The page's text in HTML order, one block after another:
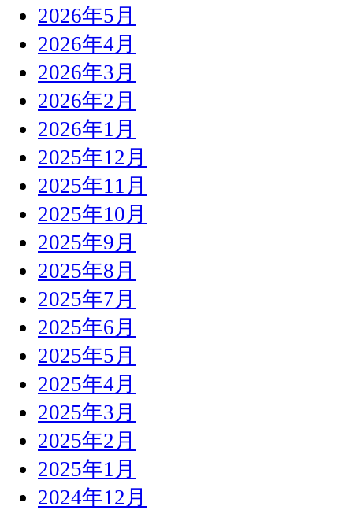
2026年5月
2026年4月
2026年3月
2026年2月
2026年1月
2025年12月
2025年11月
2025年10月
2025年9月
2025年8月
2025年7月
2025年6月
2025年5月
2025年4月
2025年3月
2025年2月
2025年1月
2024年12月